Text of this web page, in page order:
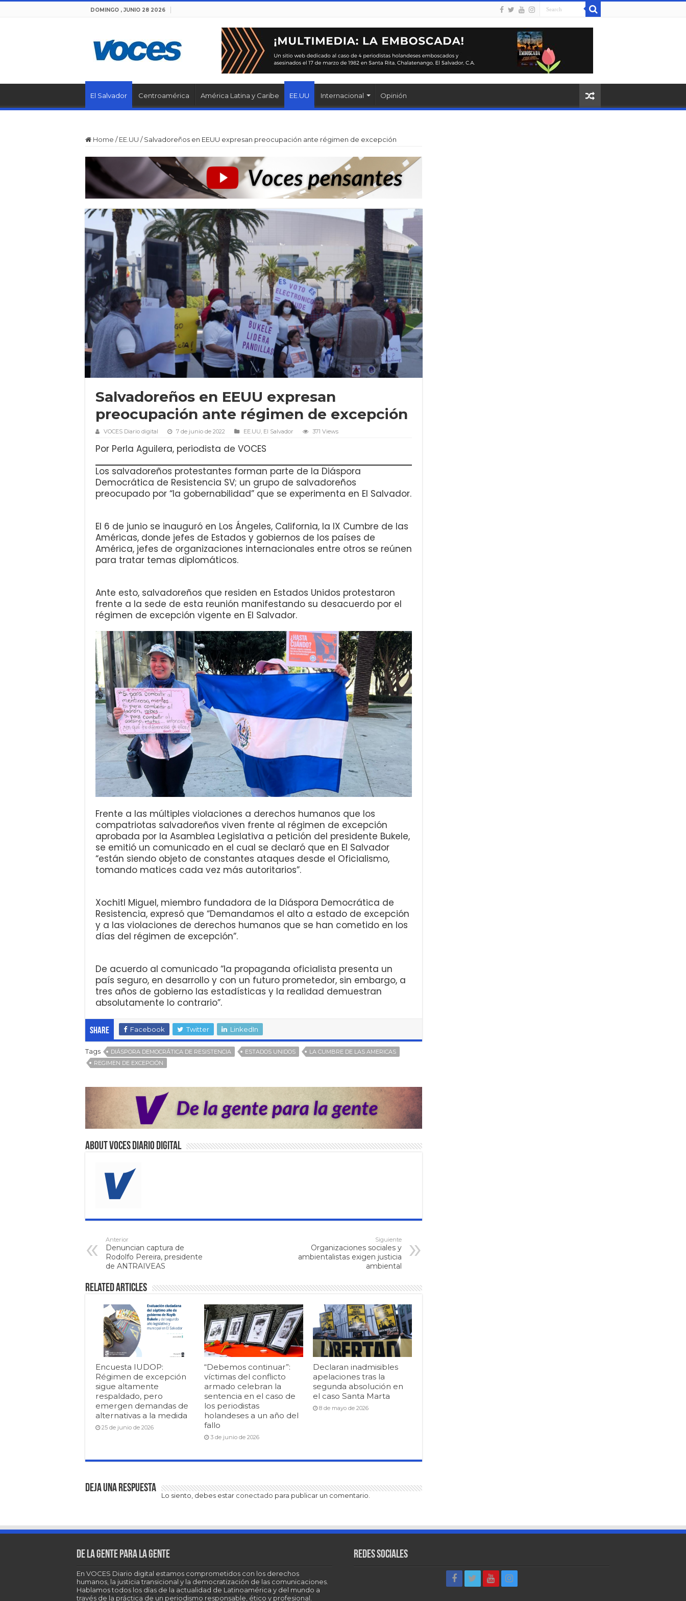
DOMINGO , JUNIO 28 2026
El Salvador Centroamérica América Latina y Caribe EE.UU Internacional Opinión
Home / EE.UU / Salvadoreños en EEUU expresan preocupación ante régimen de excepción
Salvadoreños en EEUU expresan
preocupación ante régimen de excepción
VOCES Diario digital 7 de junio de 2022 EE.UU El Salvador 371 Views
Por Perla Aguilera, periodista de VOCES
Los salvadoreños protestantes forman parte de la Diáspora
Democrática de Resistencia SV; un grupo de salvadoreños
preocupado por “la gobernabilidad” que se experimenta en El Salvador.
El 6 de junio se inauguró en Los Ángeles, California, la IX Cumbre de las
Américas, donde jefes de Estados y gobiernos de los países de
América, jefes de organizaciones internacionales entre otros se reúnen
para tratar temas diplomáticos.
Ante esto, salvadoreños que residen en Estados Unidos protestaron
frente a la sede de esta reunión manifestando su desacuerdo por el
régimen de excepción vigente en El Salvador.
Frente a las múltiples violaciones a derechos humanos que los
compatriotas salvadoreños viven frente al régimen de excepción
aprobada por la Asamblea Legislativa a petición del presidente Bukele,
se emitió un comunicado en el cual se declaró que en El Salvador
“están siendo objeto de constantes ataques desde el Oficialismo,
tomando matices cada vez más autoritarios”.
Xochitl Miguel, miembro fundadora de la Diáspora Democrática de
Resistencia, expresó que “Demandamos el alto a estado de excepción
y a las violaciones de derechos humanos que se han cometido en los
días del régimen de excepción”.
De acuerdo al comunicado “la propaganda oficialista presenta un
país seguro, en desarrollo y con un futuro prometedor, sin embargo, a
tres años de gobierno las estadísticas y la realidad demuestran
absolutamente lo contrario”.
Share Facebook Twitter LinkedIn
Tags DIÁSPORA DEMOCRÁTICA DE RESISTENCIA ESTADOS UNIDOS
LA CUMBRE DE LAS AMERICAS
REGIMEN DE EXCEPCIÓN
About VOCES Diario digital
Anterior
Denuncian captura de
Rodolfo Pereira, presidente
de ANTRAIVEAS
Siguiente
Organizaciones sociales y
ambientalistas exigen justicia
ambiental
Related Articles
Encuesta IUDOP:
Régimen de excepción
sigue altamente
respaldado, pero
emergen demandas de
alternativas a la medida
25 de junio de 2026
“Debemos continuar”:
víctimas del conflicto
armado celebran la
sentencia en el caso de
los periodistas
holandeses a un año del
fallo
3 de junio de 2026
Declaran inadmisibles
apelaciones tras la
segunda absolución en
el caso Santa Marta
8 de mayo de 2026
Deja una respuesta
Lo siento, debes estar conectado para publicar un comentario.
De la gente para la gente
En VOCES Diario digital estamos comprometidos con los derechos
humanos, la justicia transicional y la democratización de las comunicaciones.
Hablamos todos los días de la actualidad de Latinoamérica y del mundo a
través de la práctica de un periodismo responsable, ético y profesional.
Redes sociales